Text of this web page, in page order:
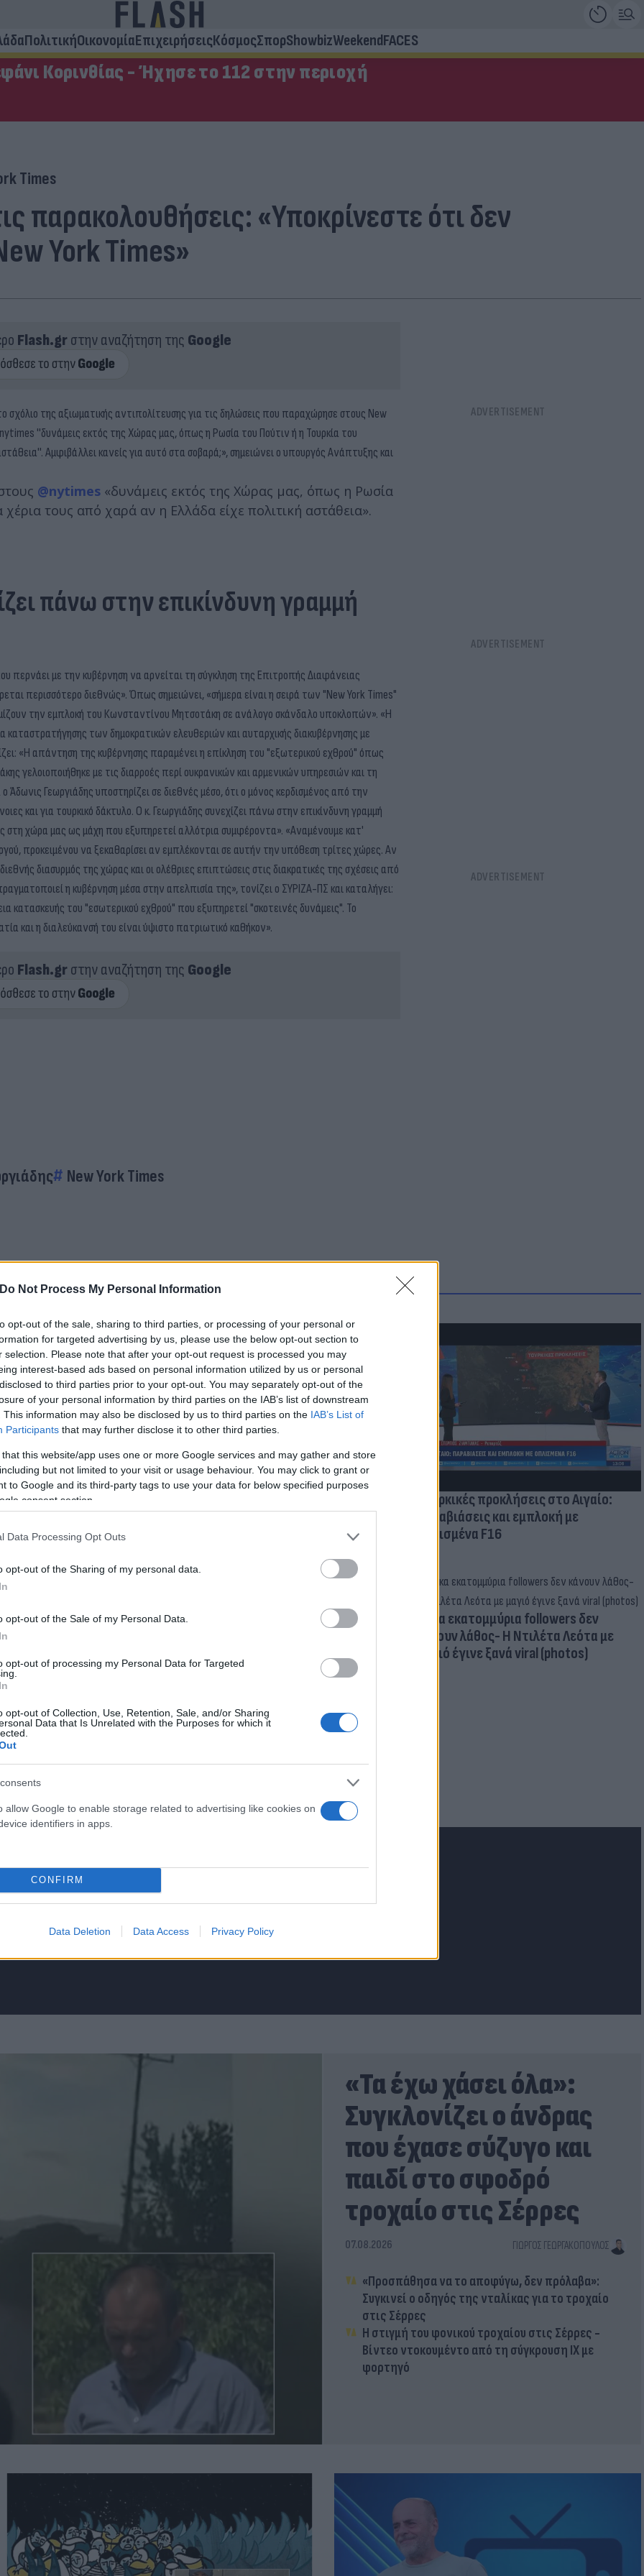
Do Not Process My Personal Information
opt-out of the sale, sharing to third parties, or processing of your personal or
for targeted advertising by us, please use the below opt-out section to
selection. Please note that after your opt-out request is processed you may
interest-based ads based on personal information utilized by us or personal
to third parties prior to your opt-out. You may separately opt-out of the
of your personal information by third parties on the IAB’s list of downstream
This information may also be disclosed by us to third parties on the IAB’s List of
Participants that may further disclose it to other third parties.
that this website/app uses one or more Google services and may gather and store
but not limited to your visit or usage behaviour. You may click to grant or
to Google and its third-party tags to use your data for below specified purposes
consent section.
Data Processing Opt Outs
opt-out of the Sharing of my personal data.
opt-out of the Sale of my Personal Data.
opt-out of processing my Personal Data for Targeted
opt-out of Collection, Use, Retention, Sale, and/or Sharing
Data that Is Unrelated with the Purposes for which it
allow Google to enable storage related to advertising like cookies on
identifiers in apps.
CONFIRM
Data Deletion Data Access Privacy Policy
ΠολιτικήΟικονομίαΕπιχειρήσειςΚόσμοςΣπορShowbizWeekendFACES
Κορινθίας - Ήχησε το 112 στην περιοχή
Times
παρακολουθήσεις: «Υποκρίνεστε ότι δεν
York Times»
Flash.grστην αναζήτηση της Google
της αξιωματικής αντιπολίτευσης για τις δηλώσεις που παραχώρησε στους New
''δυνάμεις εκτός της Χώρας μας, όπως η Ρωσία του Πούτιν ή η Τουρκία του
Αμφιβάλλει κανείς για αυτό στα σοβαρά;», σημειώνει ο υπουργός Ανάπτυξης και
@nytimes «δυνάμεις εκτός της Χώρας μας, όπως η Ρωσία
τους από χαρά αν η Ελλάδα είχε πολιτική αστάθεια».
πάνω στην επικίνδυνη γραμμή
περνάει με την κυβέρνηση να αρνείται τη σύγκληση της Επιτροπής Διαφάνειας
περισσότερο διεθνώς». Όπως σημειώνει, «σήμερα είναι η σειρά των "New York Times"
την εμπλοκή του Κωνσταντίνου Μητσοτάκη σε ανάλογο σκάνδαλο υποκλοπών». «Η
των δημοκρατικών ελευθεριών και αυταρχικής διακυβέρνησης με
«Η απάντηση της κυβέρνησης παραμένει η επίκληση του "εξωτερικού εχθρού" όπως
γελοιοποιήθηκε με τις διαρροές περί ουκρανικών και αρμενικών υπηρεσιών και τη
Άδωνις Γεωργιάδης υποστηρίζει σε διεθνές μέσο, ότι ο μόνος κερδισμένος από την
και για τουρκικό δάκτυλο. Ο κ. Γεωργιάδης συνεχίζει πάνω στην επικίνδυνη γραμμή
χώρα μας ως μάχη που εξυπηρετεί αλλότρια συμφέροντα». «Αναμένουμε κατ'
προκειμένου να ξεκαθαρίσει αν εμπλέκονται σε αυτήν την υπόθεση τρίτες χώρες. Αν
διασυρμός της χώρας και οι ολέθριες επιπτώσεις στις διακρατικές της σχέσεις από
η κυβέρνηση μέσα στην απελπισία της», τονίζει ο ΣΥΡΙΖΑ-ΠΣ και καταλήγει:
του "εσωτερικού εχθρού" που εξυπηρετεί "σκοτεινές δυνάμεις". Το
και η διαλεύκανσή του είναι ύψιστο πατριωτικό καθήκον».
Flash.grστην αναζήτηση της Google
New York Times
στην παρουσίαση του
κόσμου στο γήπεδο
(video)
Skin dysmorphia: Όταν η εμμονή με το
«τέλειο» δέρμα αποτελεί πρόβλημα
ψυχικής υγείας
Τουρκικές προκλήσεις στο Αιγαίο:
Παραβιάσεις και εμπλοκή με
οπλισμένα F16
το χαμένο βάρος;
46χρονη που κατηγορείται για
Δέκα εκατομμύρια followers δεν
κάνουν λάθος- Η Ντιλέτα Λεότα με
μαγιό έγινε ξανά viral (photos)
μένεις στο σκοτάδι... ακολούθησε το Flash.gr
«Τα έχω χάσει όλα»:
Συγκλονίζει ο άνδρας
που έχασε σύζυγο και
παιδί στο σφοδρό
τροχαίο στις Σέρρες
07.08.2026 ΓΙΏΡΓΟΣ ΓΕΩΡΓΑΚΌΠΟΥΛΟΣ
«Προσπάθησα να το αποφύγω, δεν πρόλαβα»:
Συγκινεί ο οδηγός της νταλίκας για το τροχαίο
στις Σέρρες
Η στιγμή του φονικού τροχαίου στις Σέρρες -
Βίντεο ντοκουμέντο από τη σύγκρουση ΙΧ με
φορτηγό